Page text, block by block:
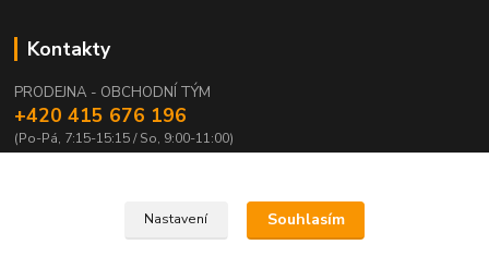
Kontakty
PRODEJNA - OBCHODNÍ TÝM
+420 415 676 196
(Po-Pá, 7:15-15:15 / So, 9:00-11:00)
Nastavení Souhlasím